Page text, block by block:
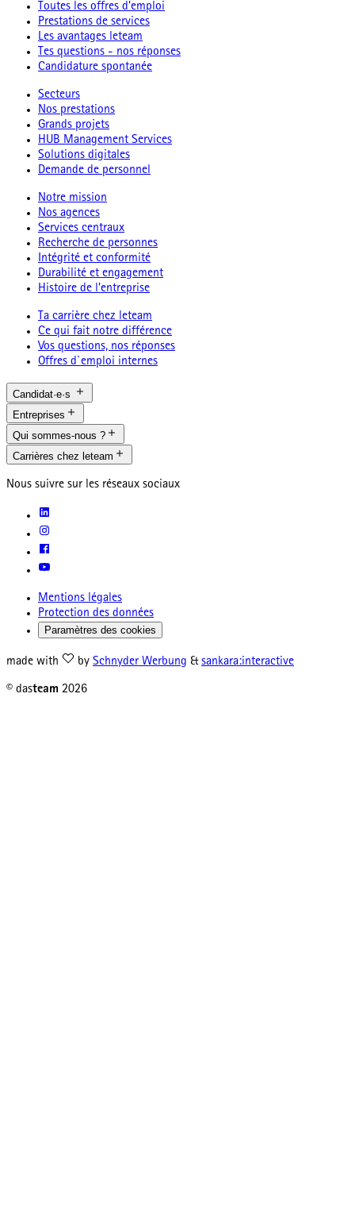
Toutes les offres d'emploi
Prestations de services
Les avantages leteam
Tes questions - nos réponses
Candidature spontanée
Secteurs
Nos prestations
Grands projets
HUB Management Services
Solutions digitales
Demande de personnel
Notre mission
Nos agences
Services centraux
Recherche de personnes
Intégrité et conformité
Durabilité et engagement
Histoire de l’entreprise
Ta carrière chez leteam
Ce qui fait notre différence
Vos questions, nos réponses
Offres d`emploi internes
Candidat·e·s
Entreprises
Qui sommes-nous ?
Carrières chez leteam
Nous suivre sur les réseaux sociaux
Mentions légales
Protection des données
Paramètres des cookies
made with by Schnyder Werbung & sankara:interactive
© dasteam 2026